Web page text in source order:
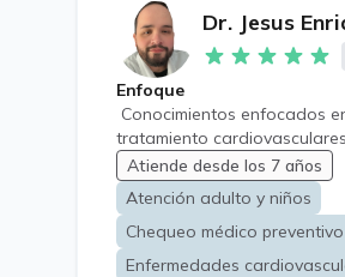
Dr. Jesus
Enfoque
Conocimientos enfocados
tratamiento
morbilidades en niños y
Atiende desde los 7 años
Atención adulto y niños
Chequeo médico preventivo
Enfermedades